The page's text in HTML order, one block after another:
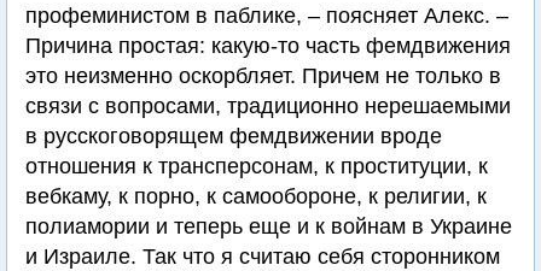
профеминистом в паблике, – поясняет Алекс. –
Причина простая: какую-то часть фемдвижения
это неизменно оскорбляет. Причем не только в
связи с вопросами, традиционно нерешаемыми
в русскоговорящем фемдвижении вроде
отношения к трансперсонам, к проституции, к
вебкаму, к порно, к самообороне, к религии, к
полиамории и теперь еще и к войнам в Украине
и Израиле. Так что я считаю себя сторонником